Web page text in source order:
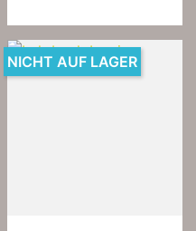
NICHT AUF LAGER